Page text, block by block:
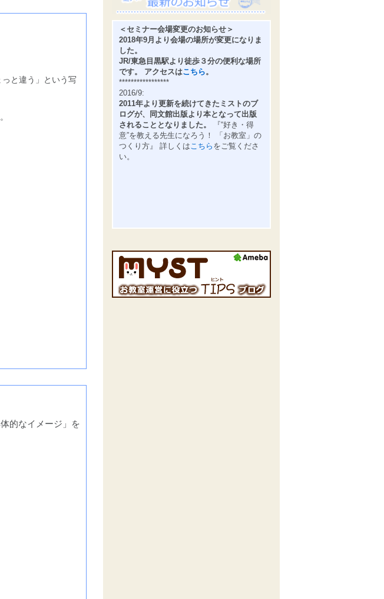
と違う」という写
的なイメージ」を
＜セミナー会場変更のお知らせ＞
2018年9月より会場の場所が変更になりま
した。
JR/東急目黒駅より徒歩３分の便利な場所
です。 アクセスはこちら。
*****************
2016/9:
2011年より更新を続けてきたミストのブ
ログが、同文館出版より本となって出版
されることとなりました。
『“好き・得
意”を教える先生になろう！ 「お教室」の
つくり方』 詳しくは こちら をご覧くださ
い。